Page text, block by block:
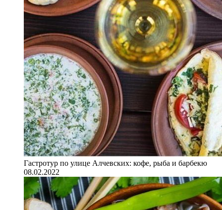
Гастротур по улице Алчевских: кофе, рыба и барбекю
08.02.2022